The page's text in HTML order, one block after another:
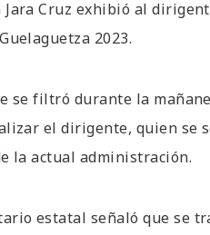
Jara Cruz exhibió al
2023.
se filtró durante la
el dirigente, quien se
la actual administración.
estatal señaló que se